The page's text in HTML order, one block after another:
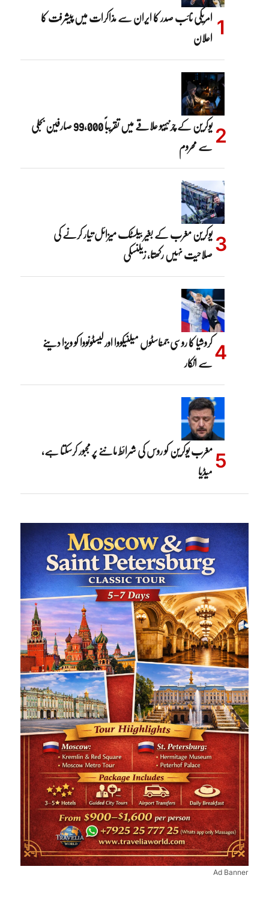
امریکی نائب صدر کا ایران سے مذاکرات میں پیشرفت کا
اعلان
یوکرین کے چرنیہیو علاقے میں تقریباً 99,000 صارفین بجلی
سے محروم
یوکرین مغرب کے بغیر بیلسٹک میزائل تیار کرنے کی
صلاحیت نہیں رکھتا، زیلنسکی
کروشیا کا روسی جمناسٹوں میلنیکووا اور لیسٹونووا کو ویزا دینے
سے انکار
مغرب یوکرین کو روس کی شرائط ماننے پر مجبور کرسکتا ہے،
میڈیا
Ad Banner